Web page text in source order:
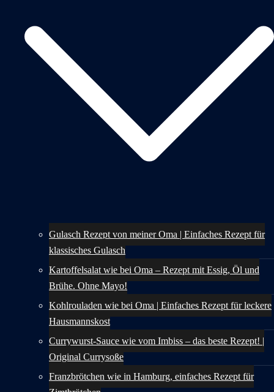
Gulasch Rezept von meiner Oma | Einfaches Rezept für
klassisches Gulasch
Kartoffelsalat wie bei Oma – Rezept mit Essig, Öl und
Brühe. Ohne Mayo!
Kohlrouladen wie bei Oma | Einfaches Rezept für leckere
Hausmannskost
Currywurst-Sauce wie vom Imbiss – das beste Rezept! |
Original Currysoße
Franzbrötchen wie in Hamburg, einfaches Rezept für